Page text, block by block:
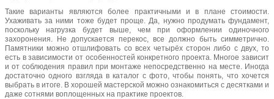
Такие варианты являются более практичными и в плане стоимости.
Ухаживать за ними тоже будет проще. Да, нужно продумать фундамент,
поскольку нагрузка будет выше, чем при оформлении одиночного
захоронения. Не допускается перекос, все должно быть симметрично.
Памятники можно отшлифовать со всех четырёх сторон либо с двух, то
есть в зависимости от особенностей конкретного проекта. Многое зависит
и от соблюдения правил при монтаже непосредственно на месте. Иногда
достаточно одного взгляда в каталог с фото, чтобы понять, что хочется
выбрать в итоге. В хорошей мастерской можно ознакомиться с десятками и
даже сотнями воплощенных на практике проектов.